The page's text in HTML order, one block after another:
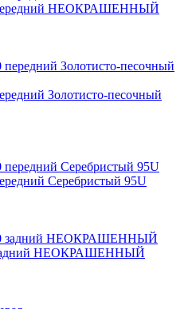
передний НЕОКРАШЕННЫЙ
Золотисто-песочный
Серебристый 95U
задний НЕОКРАШЕННЫЙ